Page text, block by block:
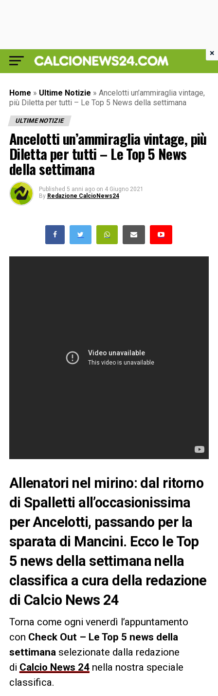
Home » Ultime Notizie » Ancelotti un’ammiraglia vintage,
più Diletta per tutti – Le Top 5 News della settimana
ULTIME NOTIZIE
Ancelotti un’ammiraglia vintage, più
Diletta per tutti – Le Top 5 News
della settimana
Published 5 anni ago on 4 Giugno 2021
By Redazione CalcioNews24
Allenatori nel mirino: dal ritorno
di Spalletti all’occasionissima
per Ancelotti, passando per la
sparata di Mancini. Ecco le Top
5 news della settimana nella
classifica a cura della redazione
di Calcio News 24
Torna come ogni venerdì l’appuntamento
con Check Out – Le Top 5 news della
settimana selezionate dalla redazione
di Calcio News 24nella nostra speciale
classifica.
×